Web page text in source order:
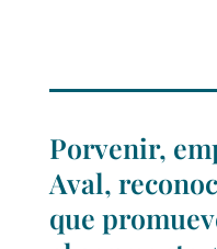
Porvenir,
Aval,
que